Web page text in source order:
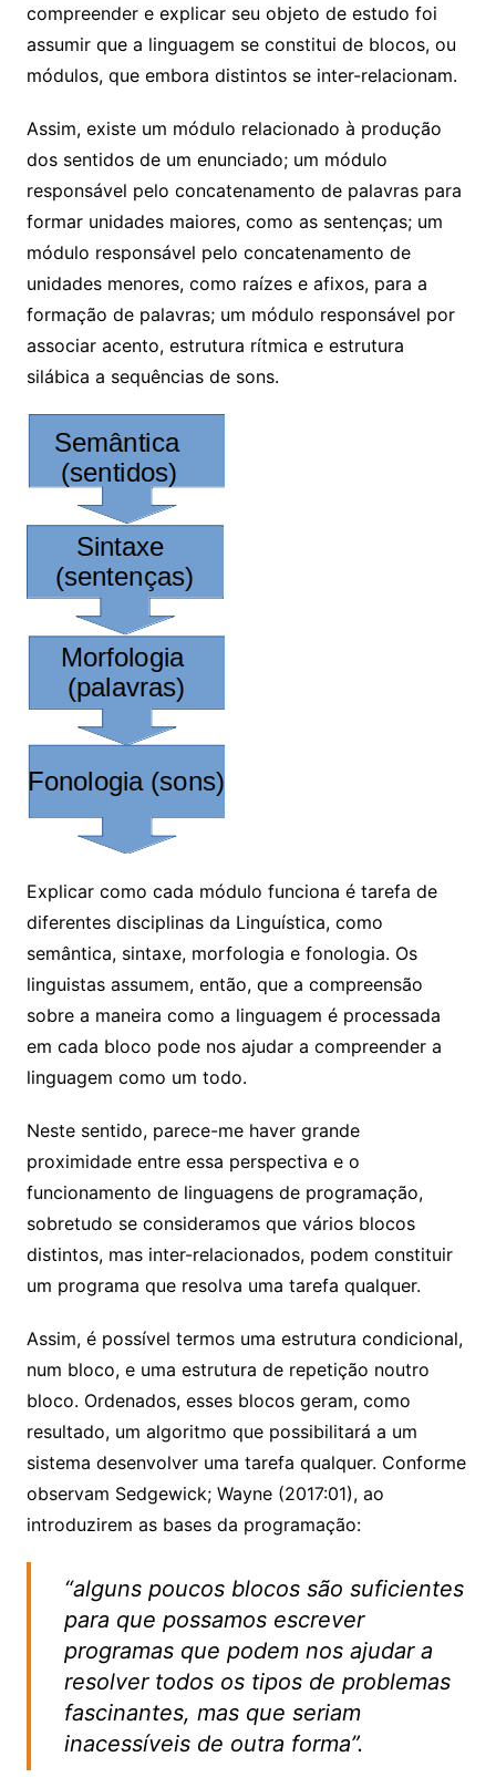
compreender e explicar seu objeto de estudo foi
assumir que a linguagem se constitui de blocos, ou
módulos, que embora distintos se inter-relacionam.
Assim, existe um módulo relacionado à produção
dos sentidos de um enunciado; um módulo
responsável pelo concatenamento de palavras para
formar unidades maiores, como as sentenças; um
módulo responsável pelo concatenamento de
unidades menores, como raízes e afixos, para a
formação de palavras; um módulo responsável por
associar acento, estrutura rítmica e estrutura
silábica a sequências de sons.
Explicar como cada módulo funciona é tarefa de
diferentes disciplinas da Linguística, como
semântica, sintaxe, morfologia e fonologia. Os
linguistas assumem, então, que a compreensão
sobre a maneira como a linguagem é processada
em cada bloco pode nos ajudar a compreender a
linguagem como um todo.
Neste sentido, parece-me haver grande
proximidade entre essa perspectiva e o
funcionamento de linguagens de programação,
sobretudo se consideramos que vários blocos
distintos, mas inter-relacionados, podem constituir
um programa que resolva uma tarefa qualquer.
Assim, é possível termos uma estrutura condicional,
num bloco, e uma estrutura de repetição noutro
bloco. Ordenados, esses blocos geram, como
resultado, um algoritmo que possibilitará a um
sistema desenvolver uma tarefa qualquer. Conforme
observam Sedgewick; Wayne (2017:01), ao
introduzirem as bases da programação:
“alguns poucos blocos são suficientes
para que possamos escrever
programas que podem nos ajudar a
resolver todos os tipos de problemas
fascinantes, mas que seriam
inacessíveis de outra forma”.